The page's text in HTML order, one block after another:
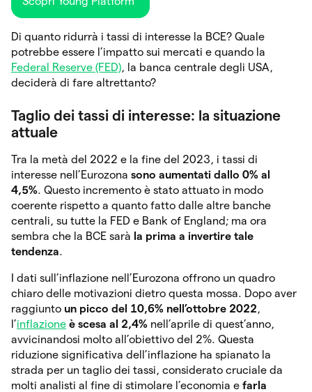
Di quanto ridurrà i tassi di interesse la BCE? Quale
potrebbe essere l’impatto sui mercati e quando la
Federal Reserve (FED), la banca centrale degli USA,
deciderà di fare altrettanto?
Taglio dei tassi di interesse: la situazione
attuale
Tra la metà del 2022 e la fine del 2023, i tassi di
interesse nell’Eurozona sono aumentati dallo 0% al
4,5%. Questo incremento è stato attuato in modo
coerente rispetto a quanto fatto dalle altre banche
centrali, su tutte la FED e Bank of England; ma ora
sembra che la BCE sarà la prima a invertire tale
tendenza.
I dati sull’inflazione nell’Eurozona offrono un quadro
chiaro delle motivazioni dietro questa mossa. Dopo aver
raggiunto un picco del 10,6% nell’ottobre 2022,
l’inflazione è scesa al 2,4% nell’aprile di quest’anno,
avvicinandosi molto all’obiettivo del 2%. Questa
riduzione significativa dell’inflazione ha spianato la
strada per un taglio dei tassi, considerato cruciale da
molti analisti al fine di stimolare l’economia e farla